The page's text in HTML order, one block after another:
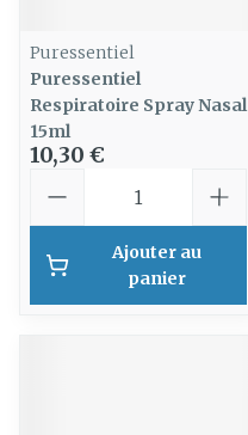
Puressentiel
Puressentiel
Respiratoire Spray Nasal
15ml
10,30 €
Ajouter au
panier